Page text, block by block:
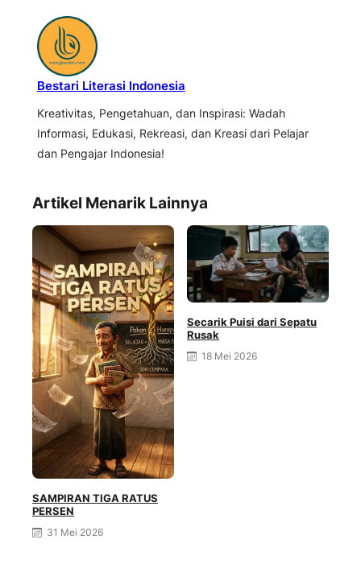
Bestari Literasi Indonesia
Kreativitas, Pengetahuan, dan Inspirasi: Wadah
Informasi, Edukasi, Rekreasi, dan Kreasi dari Pelajar
dan Pengajar Indonesia!
Artikel Menarik Lainnya
SAMPIRAN TIGA RATUS
PERSEN
31 Mei 2026
Secarik Puisi dari Sepatu
Rusak
18 Mei 2026